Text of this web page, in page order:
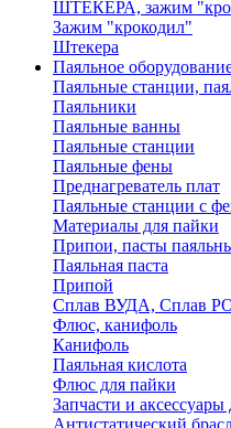
ШТЕКЕРА, зажим
Зажим "крокодил"
Штекера
Паяльное
Паяльные станции,
Паяльники
Паяльные ванны
Паяльные станции
Паяльные фены
Преднагреватель плат
Паяльные станции с
Материалы для пайки
Припои, пасты
Паяльная паста
Припой
Сплав ВУДА, Сплав
Флюс, канифоль
Канифоль
Паяльная кислота
Флюс для пайки
Запчасти и
Антистатический